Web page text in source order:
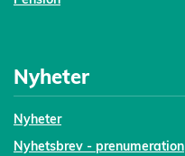
Nyheter
Nyheter
Nyhetsbrev - prenumeration